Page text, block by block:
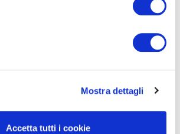
Mostra dettagli
Accetta tutti i cookie